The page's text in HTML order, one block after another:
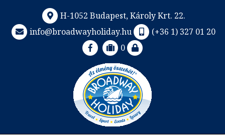
H-1052 Budapest, Károly Krt. 22.
info@broadwayholiday.hu
(+36 1) 327 01 20
0